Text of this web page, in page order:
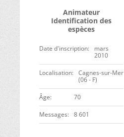
Animateur
Identification des
espèces
Date d'inscription
mars
2010
Localisation
Cagnes-sur-Mer
(06 - F)
ge 70
Messages 8 601